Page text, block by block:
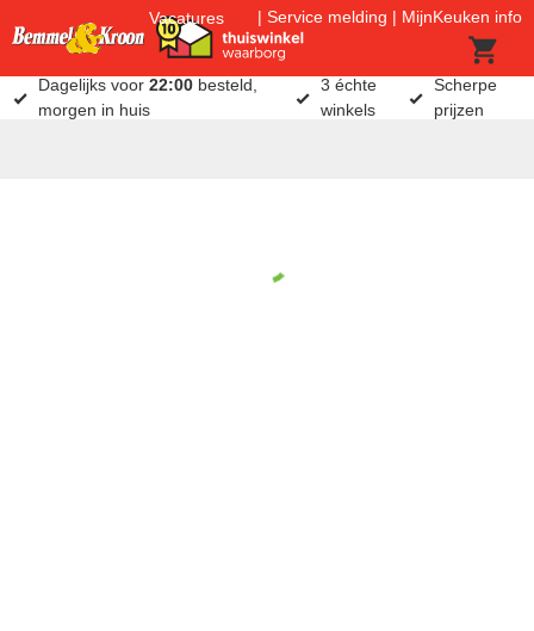
Vacatures Service melding MijnKeuken info
Dagelijks voor22:00 besteld,
morgen in huis
3 échte
winkels
Scherpe
prijzen